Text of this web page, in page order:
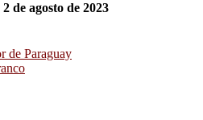
de agosto de 2023
de Paraguay